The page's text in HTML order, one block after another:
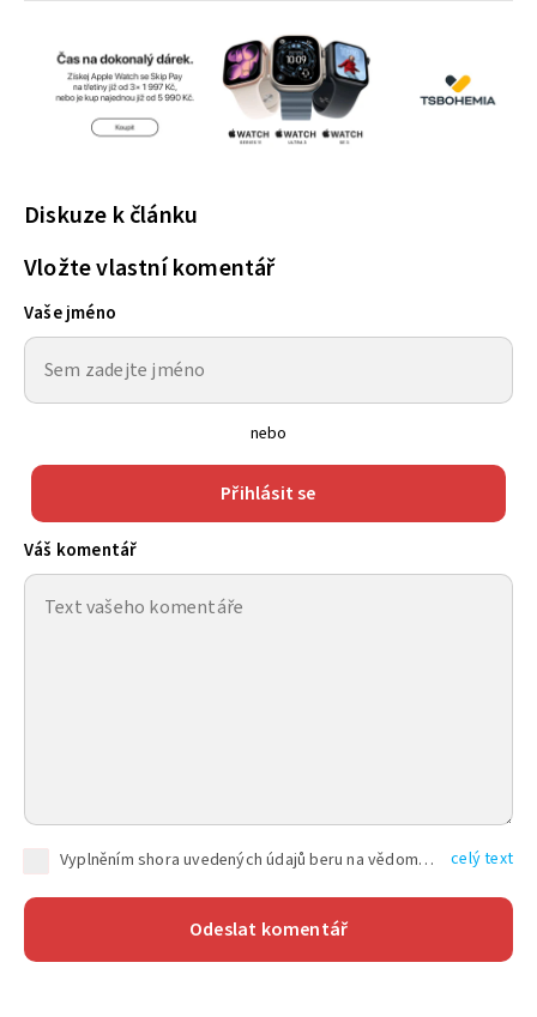
Diskuze k článku
Vložte vlastní komentář
Vaše jméno
nebo
Přihlásit se
Váš komentář
Vyplněním shora uvedených údajů beru na vědomí, že společnost TEXT FACTORY s.r.o., sídlem Brno, Durďákova 336/29, Černá Pole, PSČ: 613 00, IČ: 06157831, zapsané u Krajského soudu v Brně, oddíl C, vložka 100399, bude zpracovávat mé osobní údaje uvedené v rámci mnou vyplněného registračního formuláře na základě oprávněných zájmů TEXT FACTORY s.r.o. dle čl. 6 odst. 1 písm. f) GDPR a pro splnění právních povinností (čl. 6 odst. 1 písm. c) GDPR), a to pro tyto účely: nezbytnost zajistit oprávnění návštěvníka webových stránek provozovaných společností TEXT FACTORY s.r.o. přispívat aktivně ke zveřejněným článkům nebo v rámci diskusních fór a výkon práv TEXT FACTORY s.r.o. jako administrátora těchto diskusních fór. Více informací o zpracování osobních údajů a právech lze nalézt v celý text